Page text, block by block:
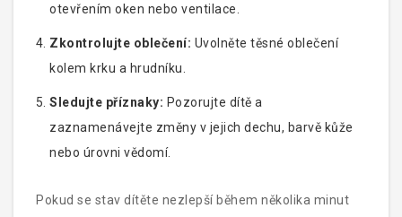
otevřením oken nebo ventilace.
Zkontrolujte oblečení: Uvolněte těsné oblečení
kolem krku a hrudníku.
Sledujte příznaky: Pozorujte dítě a
zaznamenávejte změny v jejich dechu, barvě kůže
nebo úrovni vědomí.
Pokud se stav dítěte nezlepší během několika minut